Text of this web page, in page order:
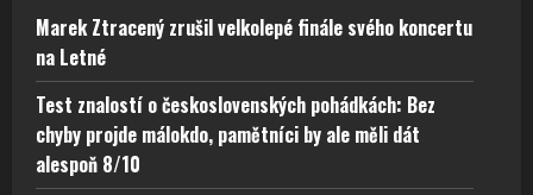
Marek Ztracený zrušil velkolepé finále svého koncertu
na Letné
Test znalostí o československých pohádkách: Bez
chyby projde málokdo, pamětníci by ale měli dát
alespoň 8/10